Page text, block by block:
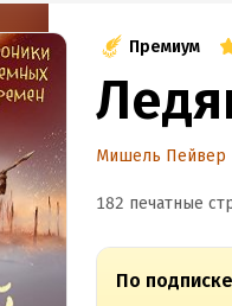
Премиум
Мишель Пейвер
182 печатные
По подписке